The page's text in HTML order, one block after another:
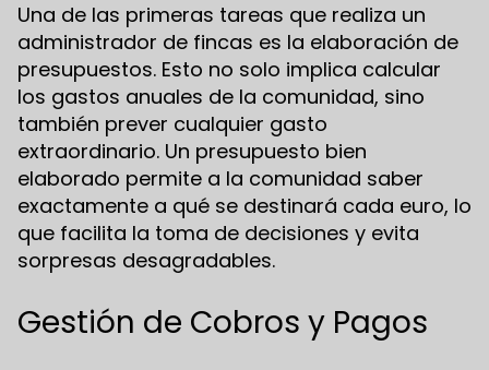
Una de las primeras tareas que realiza un
administrador de fincas es la elaboración de
presupuestos. Esto no solo implica calcular
los gastos anuales de la comunidad, sino
también prever cualquier gasto
extraordinario. Un presupuesto bien
elaborado permite a la comunidad saber
exactamente a qué se destinará cada euro, lo
que facilita la toma de decisiones y evita
sorpresas desagradables.
Gestión de Cobros y Pagos